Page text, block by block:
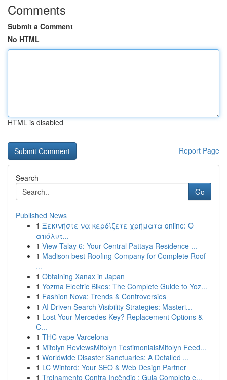
Comments
Submit a Comment
No HTML
HTML is disabled
Report Page
Search
Go
Published News
1 Ξεκινήστε να κερδίζετε χρήματα online: Ο
απόλυτ...
1 View Talay 6: Your Central Pattaya Residence ...
1 Madison best Roofing Company for Complete Roof
...
1 Obtaining Xanax in Japan
1 Yozma Electric Bikes: The Complete Guide to Yoz...
1 Fashion Nova: Trends & Controversies
1 AI Driven Search Visibility Strategies: Masteri...
1 Lost Your Mercedes Key? Replacement Options &
C...
1 THC vape Varcelona
1 Mitolyn ReviewsMitolyn TestimonialsMitolyn Feed...
1 Worldwide Disaster Sanctuaries: A Detailed ...
1 LC Winford: Your SEO & Web Design Partner
1 Treinamento Contra Incêndio : Guia Completo e...